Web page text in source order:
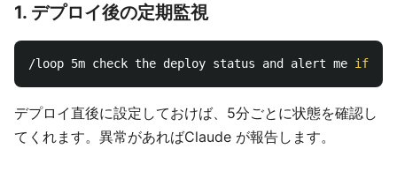
1. デプロイ後の定期監視
/loop 5m check the deploy status and alert me if
デプロイ直後に設定しておけば、5分ごとに状態を確認し
てくれます。異常があればClaude が報告します。